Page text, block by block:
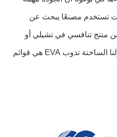
تستخدم مصنعًا يبحث عن
منتج تنافسي في تشيلي أو
الأرجنتين أو كولومبيا، فإن حلولنا الساخنة تذوب EVA هي قوائم